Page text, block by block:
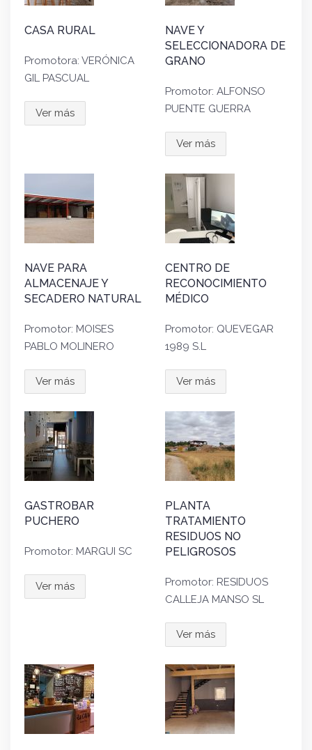
CASA RURAL
Promotora: VERÓNICA
GIL PASCUAL
Ver más
NAVE Y
SELECCIONADORA DE
GRANO
Promotor: ALFONSO
PUENTE GUERRA
Ver más
NAVE PARA
ALMACENAJE Y
SECADERO NATURAL
Promotor: MOISES
PABLO MOLINERO
Ver más
CENTRO DE
RECONOCIMIENTO
MÉDICO
Promotor: QUEVEGAR
1989 S.L
Ver más
GASTROBAR
PUCHERO
Promotor: MARGUI SC
Ver más
PLANTA
TRATAMIENTO
RESIDUOS NO
PELIGROSOS
Promotor: RESIDUOS
CALLEJA MANSO SL
Ver más